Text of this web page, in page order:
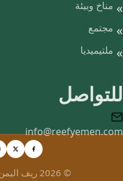
مناخ وبيئة
مجتمع
ملتيميديا
للتواصل
info@reefyemen.com
© 2026 ريف اليمن. جميع الحقوق محفوظة.